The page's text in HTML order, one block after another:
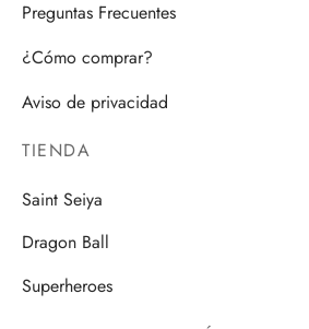
Preguntas Frecuentes
¿Cómo comprar?
Aviso de privacidad
TIENDA
Saint Seiya
Dragon Ball
Superheroes